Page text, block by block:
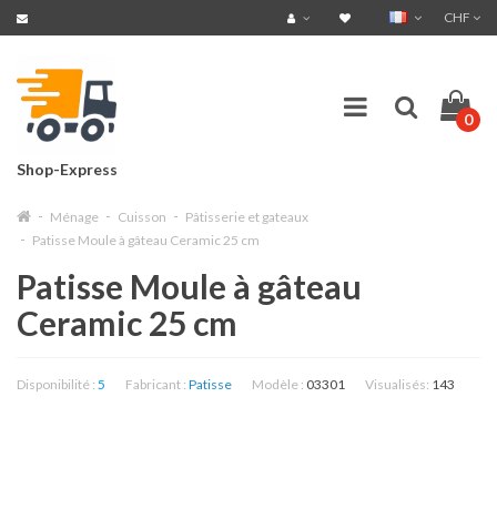
CHF
Shop-Express
0
Ménage Cuisson
Pâtisserie et gateaux
Patisse Moule à gâteau Ceramic 25 cm
Patisse Moule à gâteau
Ceramic 25 cm
Disponibilité : 5 Fabricant : Patisse Modèle : 03301 Visualisés: 143